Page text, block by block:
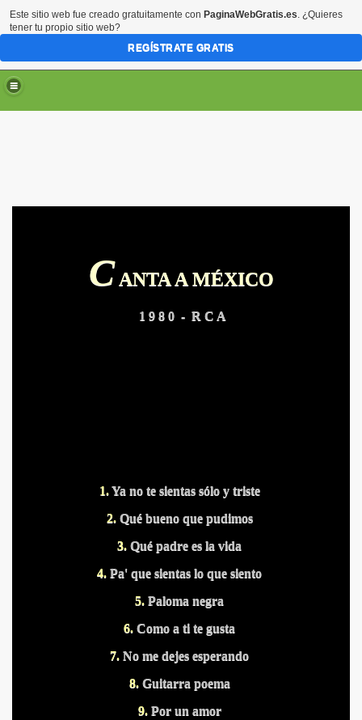
C ANTA A MÉXICO
1 9 8 0 - R C A
1.Ya no te sientas sólo y triste
2. Qué bueno que pudimos
3. Qué padre es la vida
4. Pa' que sientas lo que siento
5. Paloma negra
6. Como a ti te gusta
7. No me dejes esperando
8.Guitarra poema
9. Por un amor
Este sitio web fue creado gratuitamente con PaginaWebGratis.es. ¿Quieres
tener tu propio sitio web?
REGÍSTRATE GRATIS